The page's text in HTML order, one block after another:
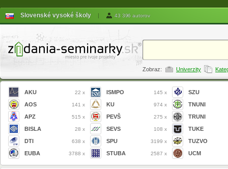
Slovenské vysoké školy | 43 396 autorov
Zobraz: Univerzity
AKU 22 x
AOS 141 x
APZ 515 x
BISLA 28 x
DTI 638 x
EUBA 3788 x
ISMPO 145 x
KU 974 x
PEVŠ 275 x
SEVS 108 x
SPU 3199 x
STUBA 2587 x
SZU
TNUNI
TRUNI
TUKE
TUZVO
UCM